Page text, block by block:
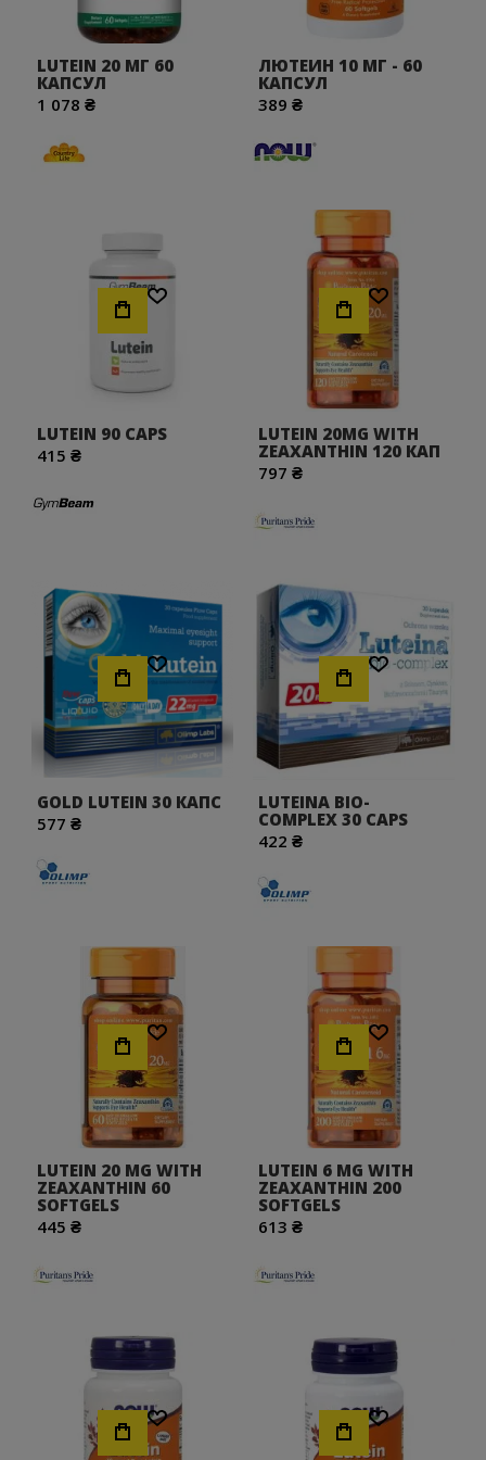
LUTEIN 20 МГ 60
КАПСУЛ
1 078 ₴
ЛЮТЕИН 10 МГ - 60
КАПCУЛ
389 ₴
Хочу!
LUTEIN 90 CAPS
415 ₴
Хочу!
LUTEIN 20MG WITH
ZEAXANTHIN 120 КАП
797 ₴
Хочу!
GOLD LUTEIN 30 КАПС
577 ₴
Хочу!
LUTEINA BIO-
CОMPLEX 30 CAPS
422 ₴
Хочу!
LUTEIN 20 MG WITH
ZEAXANTHIN 60
SOFTGELS
445 ₴
Хочу!
LUTEIN 6 MG WITH
ZEAXANTHIN 200
SOFTGELS
613 ₴
Хочу! Хочу!